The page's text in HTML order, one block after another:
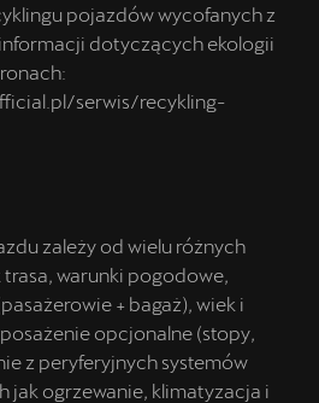
pojazdów wycofanych z
dotyczących ekologii
serwis/recykling-
zależy od wielu różnych
warunki pogodowe,
+ bagaż), wiek i
opcjonalne (stopy,
z peryferyjnych systemów
jak ogrzewanie, klimatyzacja i